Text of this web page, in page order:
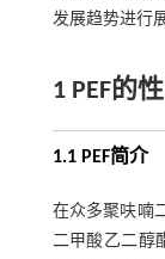
发展趋势进行
1 PEF的
1.1 PEF简介
在众多聚呋喃
二甲酸乙二醇